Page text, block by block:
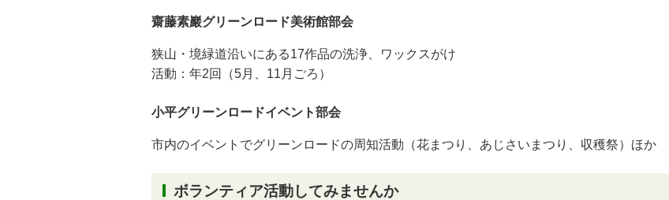
齋藤素巖グリーンロード美術館部会
狭山・境緑道沿いにある17作品の洗浄、ワックスがけ
活動：年2回（5月、11月ごろ）
小平グリーンロードイベント部会
市内のイベントでグリーンロードの周知活動（花まつり、あじさいまつり、収穫祭）ほか
ボランティア活動してみませんか